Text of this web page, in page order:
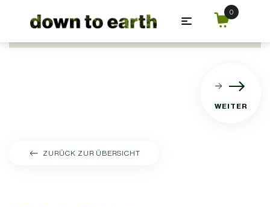
Zum Hauptinhalt springen
WEITER
ZURÜCK ZUR ÜBERSICHT